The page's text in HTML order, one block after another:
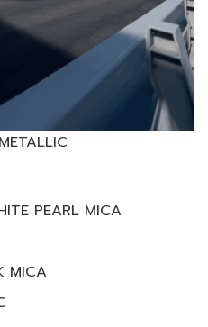
PEARL MICA
MICA